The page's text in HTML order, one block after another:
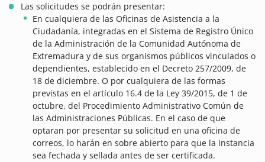
Las solicitudes se podrán presentar:
En cualquiera de las Oficinas de Asistencia a la
Ciudadanía, integradas en el Sistema de Registro Único
de la Administración de la Comunidad Autónoma de
Extremadura y de sus organismos públicos vinculados o
dependientes, establecido en el Decreto 257/2009, de
18 de diciembre. O por cualquiera de las formas
previstas en el artículo 16.4 de la Ley 39/2015, de 1 de
octubre, del Procedimiento Administrativo Común de
las Administraciones Públicas. En el caso de que
optaran por presentar su solicitud en una oficina de
correos, lo harán en sobre abierto para que la instancia
sea fechada y sellada antes de ser certificada.